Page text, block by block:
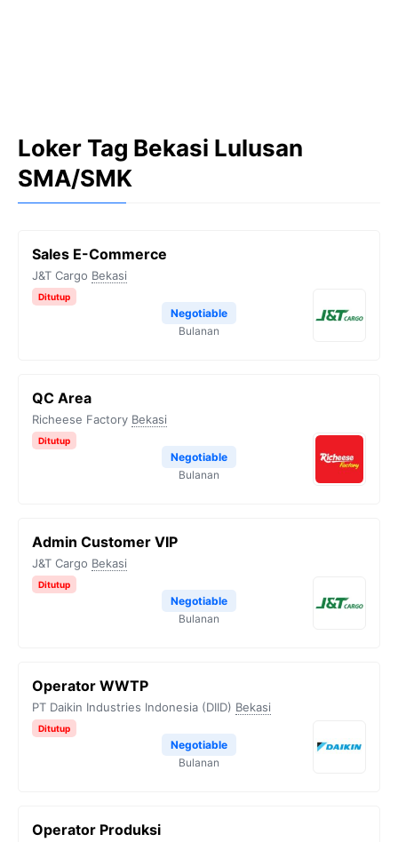
Loker Tag Bekasi Lulusan
SMA/SMK
Sales E-Commerce
J&T Cargo Bekasi
Ditutup
Negotiable
Bulanan
QC Area
Richeese Factory Bekasi
Ditutup
Negotiable
Bulanan
Admin Customer VIP
J&T Cargo Bekasi
Ditutup
Negotiable
Bulanan
Operator WWTP
PT Daikin Industries Indonesia (DIID) Bekasi
Ditutup
Negotiable
Bulanan
Operator Produksi